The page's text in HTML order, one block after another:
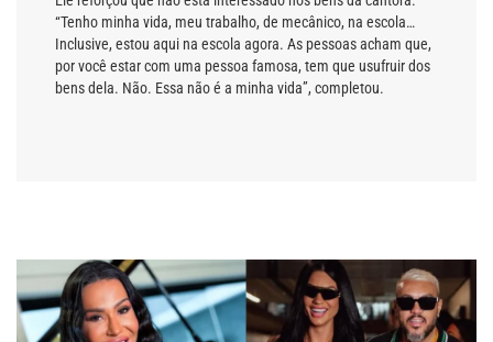
“Tenho minha vida, meu trabalho, de mecânico, na escola…
Inclusive, estou aqui na escola agora. As pessoas acham que,
por você estar com uma pessoa famosa, tem que usufruir dos
bens dela. Não. Essa não é a minha vida”, completou.